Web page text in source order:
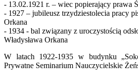
- 13.02.1921 r. – wiec popierający prawa
- 1927 – jubileusz trzydziestolecia pracy
Orkana
- 1934 - bal związany z uroczystością
Władysława Orkana
W latach 1922-1935 w budynku
Prywatne Seminarium Nauczycielskie